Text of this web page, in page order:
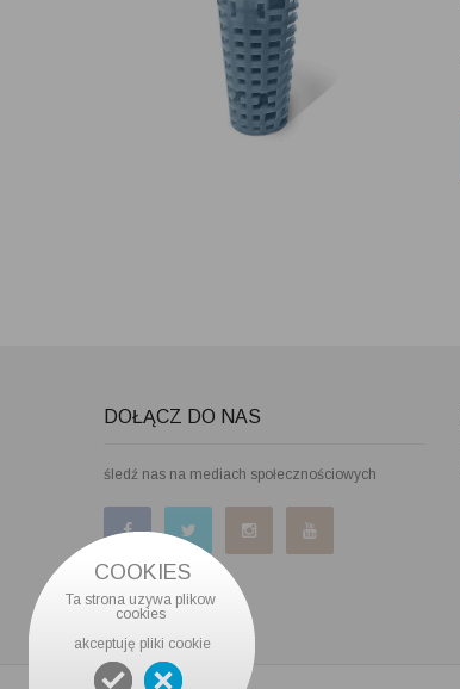
DOŁĄCZ DO NAS
śledź nas na mediach społecznościowych
COOKIES
Ta strona uzywa plikow
cookies
akceptuję pliki cookie